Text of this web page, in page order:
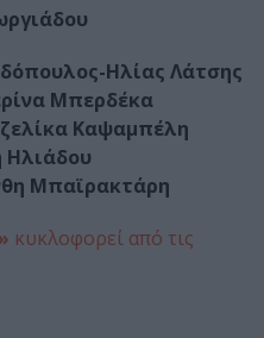
Ηλίας Λάτσης
Μπερδέκα
Καψαμπέλη
Μπαϊρακτάρη
κυκλοφορεί από τις